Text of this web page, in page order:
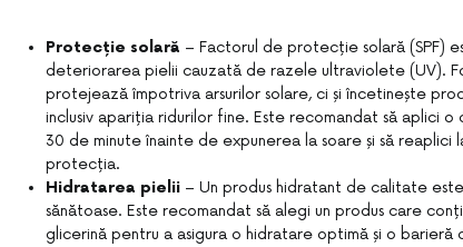
Protecție solară – Factorul de protecție solară (SPF)
deteriorarea pielii cauzată de razele ultraviolete (UV).
protejează împotriva arsurilor solare, ci și încetinește
inclusiv apariția ridurilor fine. Este recomandat să aplici
30 de minute înainte de expunerea la soare și să
protecția.
Hidratarea pielii – Un produs hidratant de calitate
sănătoase. Este recomandat să alegi un produs care
glicerină pentru a asigura o hidratare optimă și o